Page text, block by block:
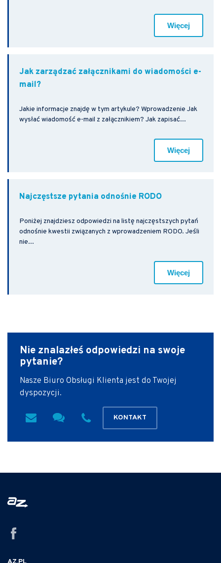
Więcej
Jak zarządzać załącznikami do wiadomości e-
mail?
Jakie informacje znajdę w tym artykule? Wprowadzenie Jak
wysłać wiadomość e-mail z załącznikiem? Jak zapisać...
Więcej
Najczęstsze pytania odnośnie RODO
Poniżej znajdziesz odpowiedzi na listę najczęstszych pytań
odnośnie kwestii związanych z wprowadzeniem RODO. Jeśli
nie...
Więcej
Nie znalazłeś odpowiedzi na swoje
pytanie?
Nasze Biuro Obsługi Klienta jest do Twojej
dyspozycji.
KONTAKT